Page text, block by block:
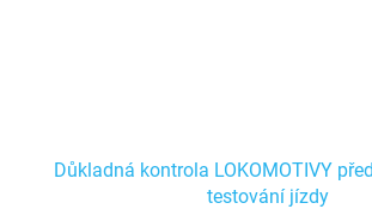
Důkladná kontrola LOKOMOTIVY
testování jízdy